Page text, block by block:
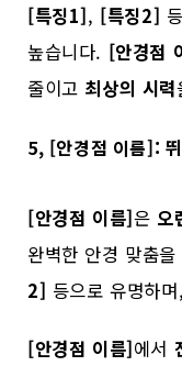
[특징1], [특징2]
높습니다. [안경점
줄이고 최상의 시력
5, [안경점 이름]:
[안경점 이름]은 오
완벽한 안경 맞춤
2] 등으로 유명하며,
[안경점 이름]에서